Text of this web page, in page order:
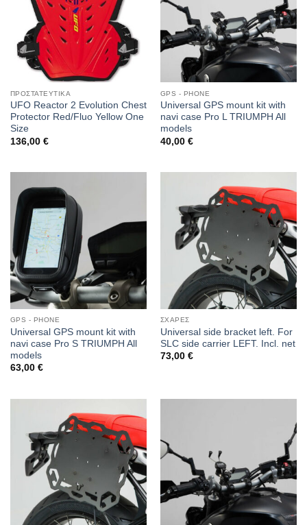
ΠΡΟΣΤΑΤΕΥΤΙΚΑ
UFO Reactor 2 Evolution Chest
Protector Red/Fluo Yellow One
Size
136,00 €
GPS - PHONE
Universal GPS mount kit with
navi case Pro L TRIUMPH All
models
40,00 €
GPS - PHONE
Universal GPS mount kit with
navi case Pro S TRIUMPH All
models
63,00 €
ΣΧΑΡΕΣ
Universal side bracket left. For
SLC side carrier LEFT. Incl. net
73,00 €